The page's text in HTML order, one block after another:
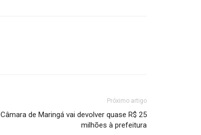
Próximo artigo
Câmara de Maringá vai devolver quase R$ 25
milhões à prefeitura